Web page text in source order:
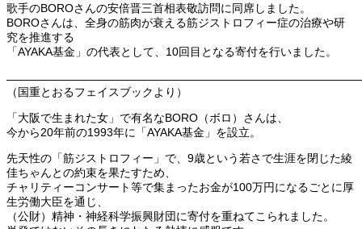
歌手のBOROさんの安倍晋三首相表敬訪問に同席しました。
BOROさんは、全身の筋肉が衰える筋ジストロフィー症の治療や研
究を推進する
「AYAKA基金」の代表として、10回目となる寄付を行いました。
（国重とおるフェイスブックより）
「大阪で生まれた女」で有名なBORO（ボロ）さんは、
今から20年前の1993年に「AYAKA基金」を設立。
先天性の「筋ジストロフィー」で、9歳という若さで生涯を閉じた綾
佳ちゃんとの約束を果たすため、
チャリティーコンサート等で集まったお金が100万円になるごとに厚
生労働大臣を通じ、
（公財）精神・神経科学振興財団に寄付を重ねてこられました。